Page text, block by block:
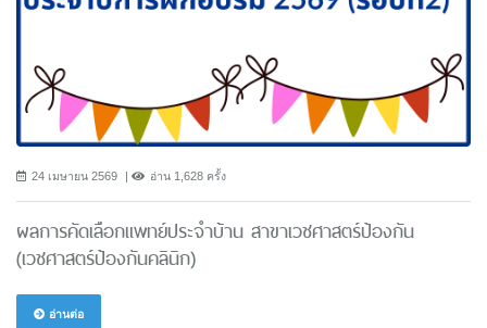
24 เมษายน 2569 อ่าน 1,628 ครั้ง
ผลการคัดเลือกแพทย์ประจำบ้าน สาขาเวชศาสตร์ป้องกัน
(เวชศาสตร์ป้องกันคลินิก)
อ่านต่อ